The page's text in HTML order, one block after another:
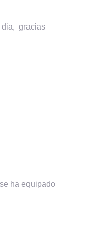
dia, gracias
ha equipado